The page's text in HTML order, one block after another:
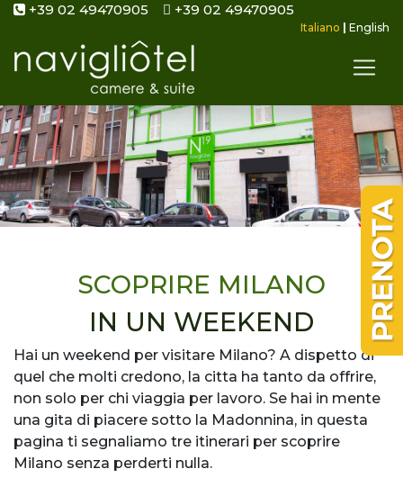
+39 02 49470905 +39 02 49470905
Italiano English
SCOPRIRE MILANO
IN UN WEEKEND
Hai un weekend per visitare Milano? A dispetto di
quel che molti credono, la citta ha tanto da offrire,
non solo per chi viaggia per lavoro. Se hai in mente
una gita di piacere sotto la Madonnina, in questa
pagina ti segnaliamo tre itinerari per scoprire
Milano senza perderti nulla.